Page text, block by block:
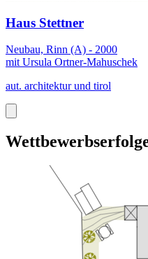
Haus Stettner
Neubau, Rinn (A) - 2000
mit Ursula Ortner-Mahuschek
aut. architektur und tirol